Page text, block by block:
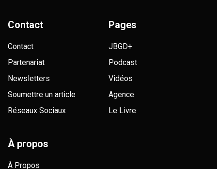
Contact
Contact
Partenariat
Newsletters
Soumettre un article
Réseaux Sociaux
Pages
JBGD+
Podcast
Vidéos
Agence
Le Livre
À propos
À Propos